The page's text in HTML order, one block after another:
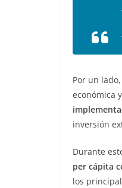
Por un
económica
inversión
Durante
per cápita
los